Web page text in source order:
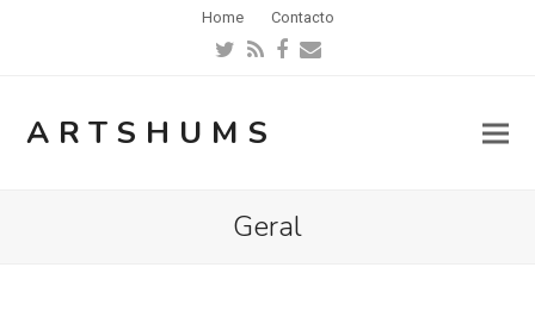
Home Contacto
Twitter
RSSFacebook
Email
ARTSHUMS
Geral